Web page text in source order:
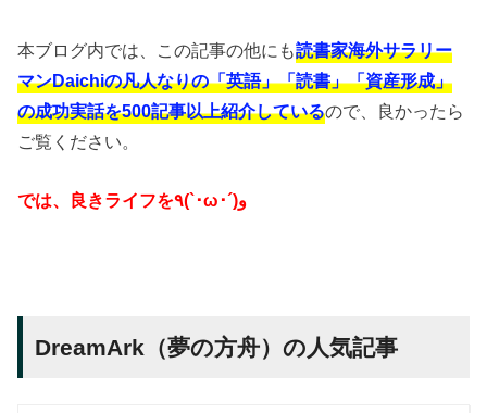
本ブログ内では、この記事の他にも読書家海外サラリー
マンDaichiの凡人なりの「英語」「読書」「資産形成」
の成功実話を500記事以上紹介しているので、良かったら
ご覧ください。
では、良きライフを٩(`･ω･´)و
DreamArk（夢の方舟）の人気記事